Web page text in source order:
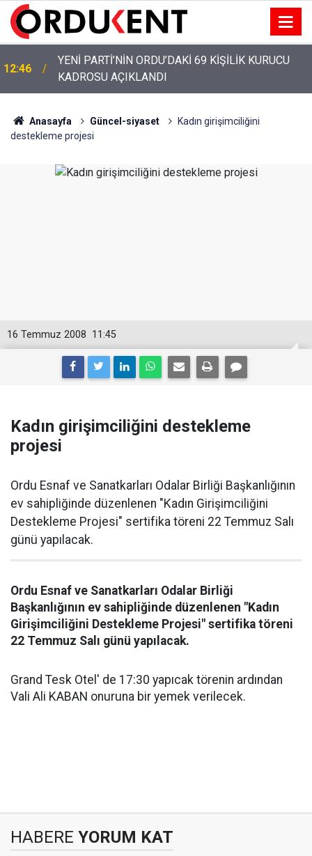
12:46
YENİ PARTİ’NİN ORDU’DAKİ 69 KİŞİLİK KURUCU
KADROSU AÇIKLANDI
Anasayfa Güncel-siyaset
Kadın girişimciliğini
destekleme projesi
11:45
16 Temmuz 2008
Kadın girişimciliğini destekleme
projesi
Ordu Esnaf ve Sanatkarları Odalar Birliği Başkanlığının
ev sahipliğinde düzenlenen "Kadın Girişimciliğini
Destekleme Projesi" sertifika töreni 22 Temmuz Salı
günü yapılacak.
Ordu Esnaf ve Sanatkarları Odalar Birliği
Başkanlığının ev sahipliğinde düzenlenen "Kadın
Girişimciliğini Destekleme Projesi" sertifika töreni
22 Temmuz Salı günü yapılacak.
Grand Tesk Otel' de 17:30 yapıcak törenin ardından
Vali Ali KABAN onuruna bir yemek verilecek.
HABERE YORUM KAT